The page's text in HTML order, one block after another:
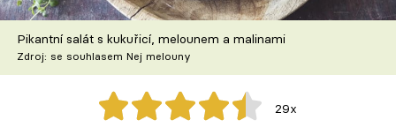
Recepty z TV
Speciál: Cuketa
Těhotnej kuchař
Pikantní salát s kukuřicí, melounem a malinami
Zdroj: se souhlasem Nej melouny
29x